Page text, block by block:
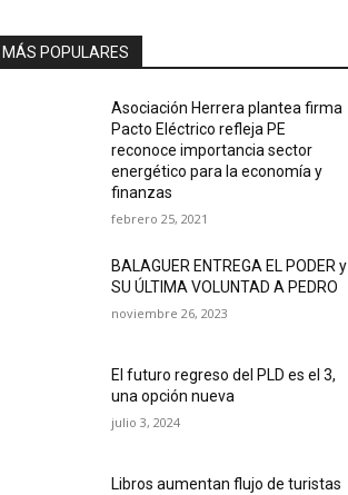
MÁS POPULARES
Asociación Herrera plantea firma
Pacto Eléctrico refleja PE
reconoce importancia sector
energético para la economía y
finanzas
febrero 25, 2021
BALAGUER ENTREGA EL PODER y
SU ÚLTIMA VOLUNTAD A PEDRO
noviembre 26, 2023
El futuro regreso del PLD es el 3,
una opción nueva
julio 3, 2024
Libros aumentan flujo de turistas